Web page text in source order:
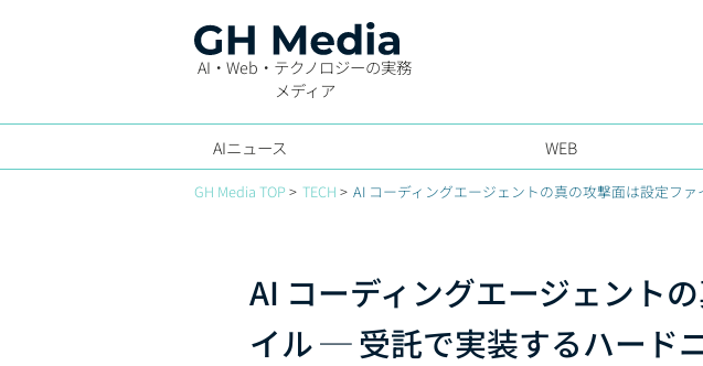
AI・Web・テクノロジーの実務
メディア
AIニュース WEB
GH Media TOP TECH AI コーディングエージェントの真の攻撃面は設定フ
AI コーディングエージェント
イル ─ 受託で実装するハード